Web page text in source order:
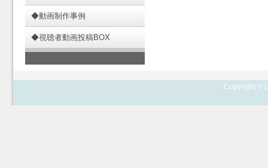
◆動画制作事例
◆視聴者動画投稿BOX
Copyright ©